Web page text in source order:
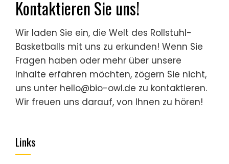
Kontaktieren Sie uns!
Wir laden Sie ein, die Welt des Rollstuhl-
Basketballs mit uns zu erkunden! Wenn Sie
Fragen haben oder mehr über unsere
Inhalte erfahren möchten, zögern Sie nicht,
uns unter hello@bio-owl.de zu kontaktieren.
Wir freuen uns darauf, von Ihnen zu hören!
Links